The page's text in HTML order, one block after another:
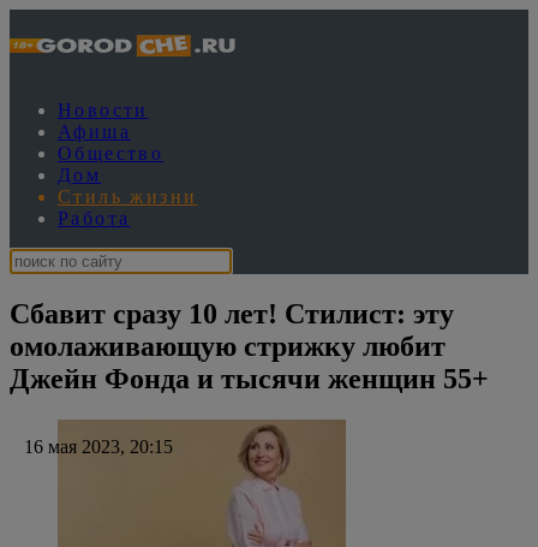
Новости
Афиша
Общество
Дом
Стиль жизни
Работа
Сбавит сразу 10 лет! Стилист: эту
омолаживающую стрижку любит
Джейн Фонда и тысячи женщин 55+
16 мая 2023, 20:15